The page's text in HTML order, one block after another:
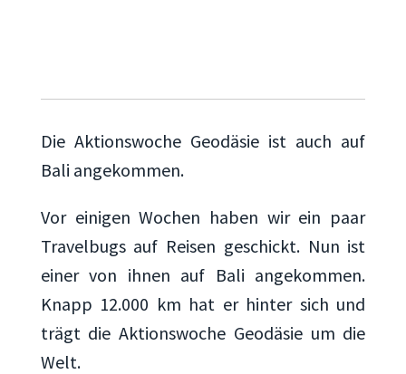
Die Aktionswoche Geodäsie ist auch auf
Bali angekommen.
Vor einigen Wochen haben wir ein paar
Travelbugs auf Reisen geschickt. Nun ist
einer von ihnen auf Bali angekommen.
Knapp 12.000 km hat er hinter sich und
trägt die Aktionswoche Geodäsie um die
Welt.